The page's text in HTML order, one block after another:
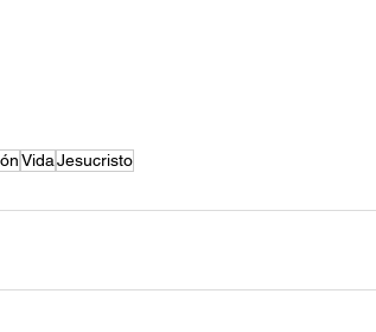
VidaJesucristo